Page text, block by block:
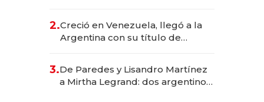
2.Creció en Venezuela, llegó a la
Argentina con su título de
las marcas "fast premium"
3.De Paredes y Lisandro Martínez
a Mirtha Legrand: dos argentinos